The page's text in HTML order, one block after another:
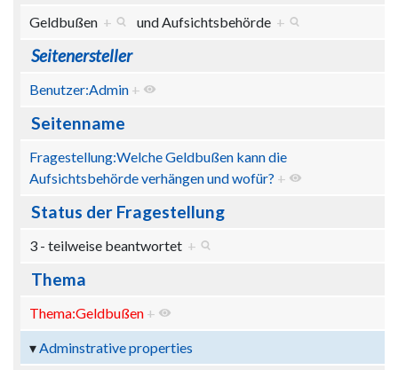
Geldbußen + undAufsichtsbehörde +
Seitenersteller
Benutzer:Admin +
Seitenname
Fragestellung:Welche Geldbußen kann die
Aufsichtsbehörde verhängen und wofür? +
Status der Fragestellung
3 - teilweise beantwortet +
Thema
Thema:Geldbußen +
Adminstrative properties